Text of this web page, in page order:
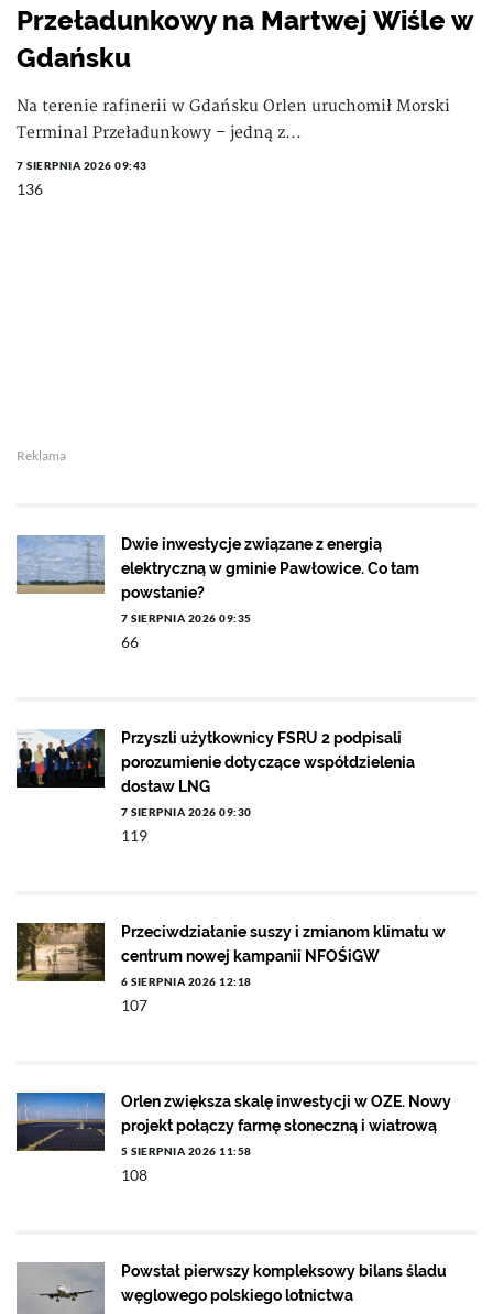
Przeładunkowy na Martwej Wiśle w
Gdańsku
Na terenie rafinerii w Gdańsku Orlen uruchomił Morski
Terminal Przeładunkowy – jedną z...
7 SIERPNIA 2026 09:43
136
Reklama
Dwie inwestycje związane z energią
elektryczną w gminie Pawłowice. Co tam
powstanie?
7 SIERPNIA 2026 09:35
66
Przyszli użytkownicy FSRU 2 podpisali
porozumienie dotyczące współdzielenia
dostaw LNG
7 SIERPNIA 2026 09:30
119
Przeciwdziałanie suszy i zmianom klimatu w
centrum nowej kampanii NFOŚiGW
6 SIERPNIA 2026 12:18
107
Orlen zwiększa skalę inwestycji w OZE. Nowy
projekt połączy farmę słoneczną i wiatrową
5 SIERPNIA 2026 11:58
108
Powstał pierwszy kompleksowy bilans śladu
węglowego polskiego lotnictwa